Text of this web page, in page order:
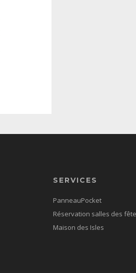
SERVICES
PanneauPocket
Réservation salles des
Maison des Isles